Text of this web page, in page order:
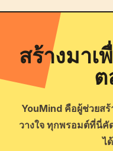
สร้างมาเ
YouMind คือผู้ช่วยสร้
วางใจ ทุกพรอมต์ที่นี่คั
ไ